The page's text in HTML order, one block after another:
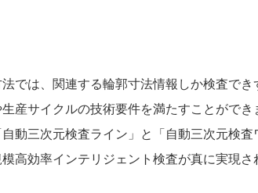
では、関連する輪郭寸法情報しか検査で
産サイクルの技術要件を満たすことがで
動三次元検査ライン」と「自動三次元検
高効率インテリジェント検査が真に実現